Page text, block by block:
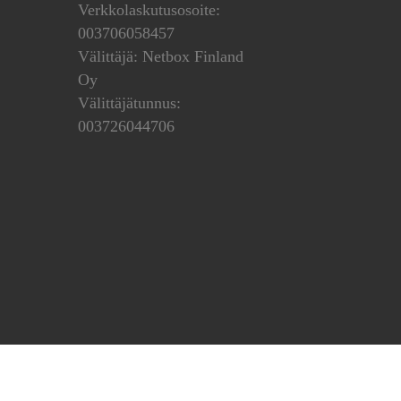
Verkkolaskutusosoite:
003706058457
Välittäjä: Netbox Finland
Oy
Välittäjätunnus:
003726044706